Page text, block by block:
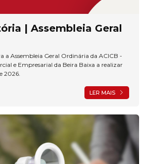
| Assembleia Geral
a Assembleia Geral Ordinária da ACICB -
e Empresarial da Beira Baixa a realizar
2026.
LER MAIS